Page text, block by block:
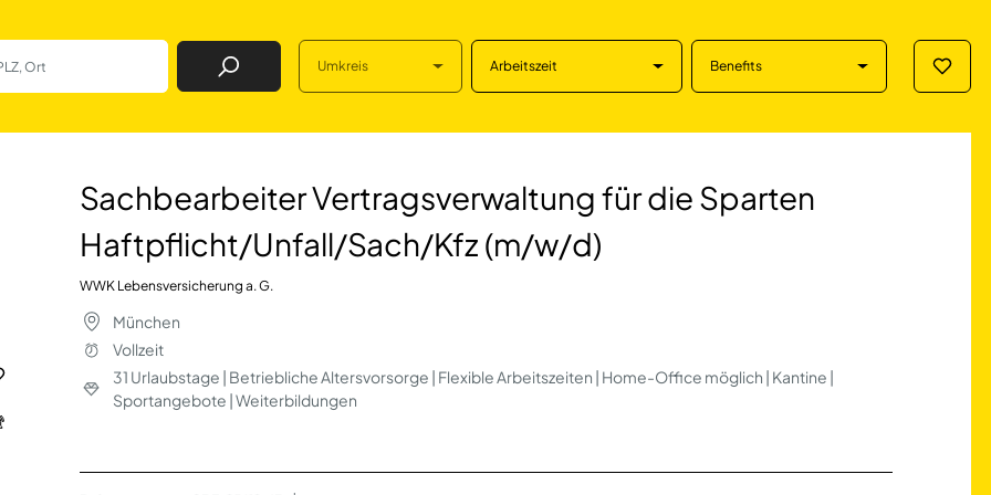
Job Finden Umkreis Arbeitszeit Benefits
für die
Sachbearbeiter Vertragsverwaltung für die Sparten
Haftpflicht/Unfall/Sach/Kfz (m/w/d)
WWK Lebensversicherung a. G.
München
Vollzeit
31 Urlaubstage | Betriebliche Altersvorsorge | Flexible Arbeitszeiten | Home-Office möglich | Kantine |
Sportangebote | Weiterbildungen